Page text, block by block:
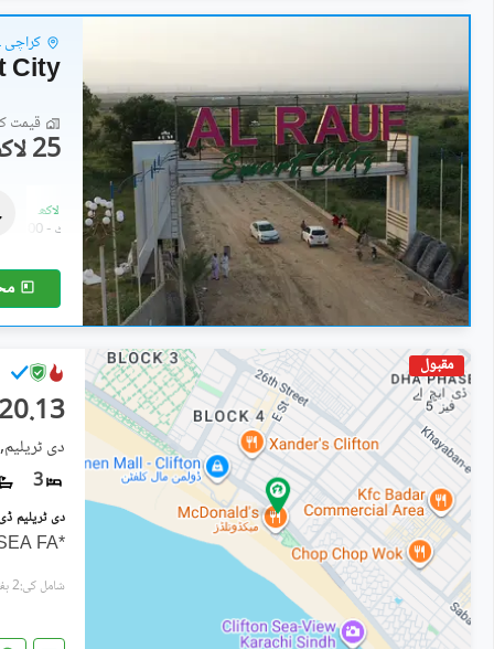
کراچی
City
قیمت
25 لاکھ
کمرشل پلاٹ
40 لاکھ
-
900 مربع فیٹ
-1,800 مربع فیٹ
مقبول
20.13 کروڑ
دی
3
*THE TRILLIUM* *3 BED | FULL SEA FA
شامل کی:2 ہفتے پہل